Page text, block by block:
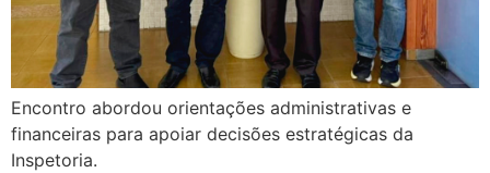
Encontro abordou orientações administrativas e
financeiras para apoiar decisões estratégicas da
Inspetoria.